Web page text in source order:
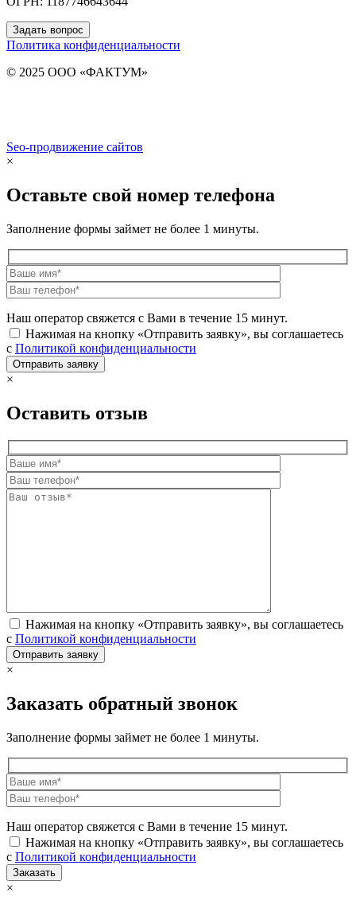
Задать вопрос
Политика конфиденциальности
© 2025 ООО «ФАКТУМ»
Seo-продвижение сайтов
×
Оставьте свой номер телефона
Заполнение формы займет не более 1 минуты.
Наш оператор свяжется с Вами в течение 15 минут.
Нажимая на кнопку «Отправить заявку», вы соглашаетесь
с Политикой конфиденциальности
×
Оставить отзыв
Нажимая на кнопку «Отправить заявку», вы соглашаетесь
с Политикой конфиденциальности
×
Заказать обратный звонок
Заполнение формы займет не более 1 минуты.
Наш оператор свяжется с Вами в течение 15 минут.
Нажимая на кнопку «Отправить заявку», вы соглашаетесь
с Политикой конфиденциальности
×